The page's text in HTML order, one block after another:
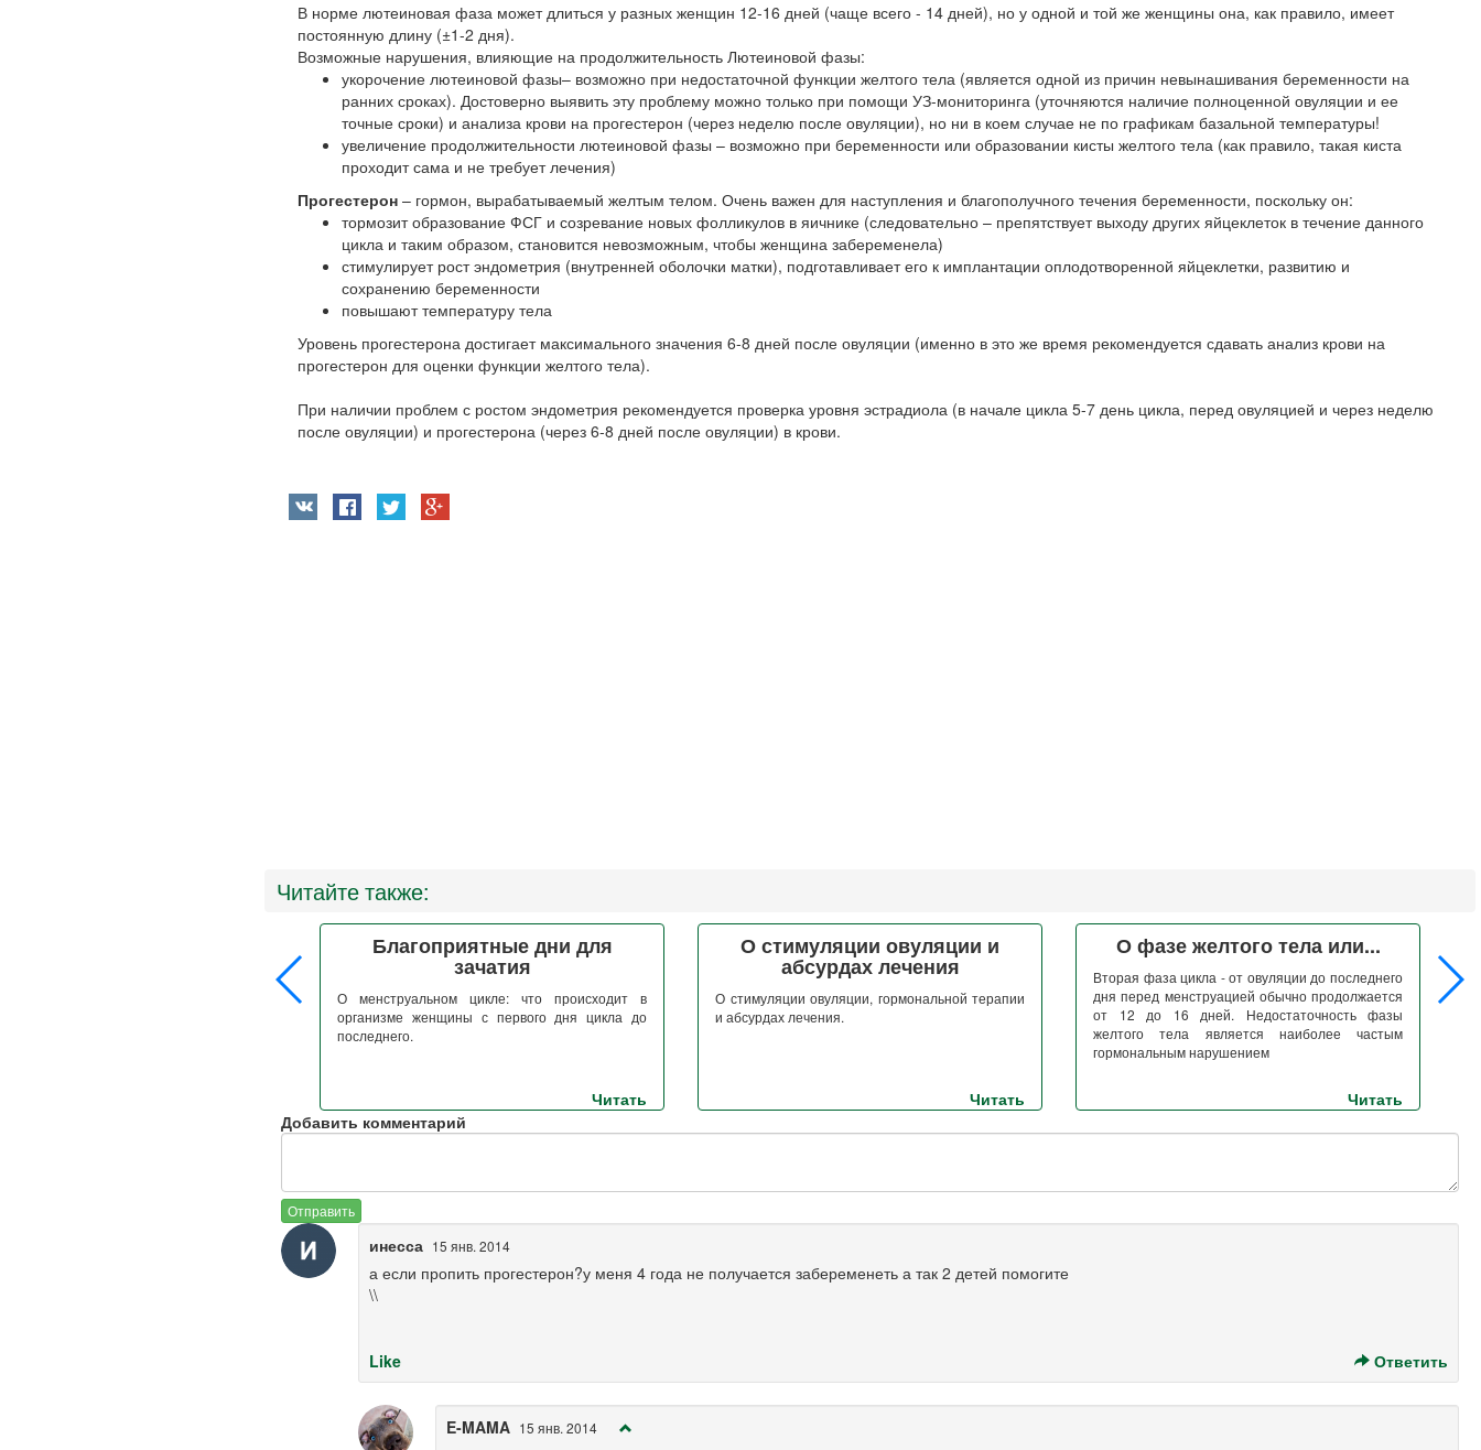
В норме лютеиновая фаза может длиться у разных женщин 12-16 дней (чаще всего - 14 дней), но у одной и той же женщины она, как правило, имеет
постоянную длину (±1-2 дня).
Возможные нарушения, влияющие на продолжительность Лютеиновой фазы:
укорочение лютеиновой фазы– возможно при недостаточной функции желтого тела (является одной из причин невынашивания беременности на
ранних сроках). Достоверно выявить эту проблему можно только при помощи УЗ-мониторинга (уточняются наличие полноценной овуляции и ее
точные сроки) и анализа крови на прогестерон (через неделю после овуляции), но ни в коем случае не по графикам базальной температуры!
увеличение продолжительности лютеиновой фазы – возможно при беременности или образовании кисты желтого тела (как правило, такая киста
проходит сама и не требует лечения)
Прогестерон – гормон, вырабатываемый желтым телом. Очень важен для наступления и благополучного течения беременности, поскольку он:
тормозит образование ФСГ и созревание новых фолликулов в яичнике (следовательно – препятствует выходу других яйцеклеток в течение данного
цикла и таким образом, становится невозможным, чтобы женщина забеременела)
стимулирует рост эндометрия (внутренней оболочки матки), подготавливает его к имплантации оплодотворенной яйцеклетки, развитию и
сохранению беременности
повышают температуру тела
Уровень прогестерона достигает максимального значения 6-8 дней после овуляции (именно в это же время рекомендуется сдавать анализ крови на
прогестерон для оценки функции желтого тела).
При наличии проблем с ростом эндометрия рекомендуется проверка уровня эстрадиола (в начале цикла 5-7 день цикла, перед овуляцией и через неделю
после овуляции) и прогестерона (через 6-8 дней после овуляции) в крови.
Читайте также:
Благоприятные дни для
зачатия
О менструальном цикле: что происходит в
организме женщины с первого дня цикла до
последнего.
Читать
О стимуляции овуляции и
абсурдах лечения
О стимуляции овуляции, гормональной терапии
и абсурдах лечения.
Читать
О фазе желтого тела или...
Вторая фаза цикла - от овуляции до последнего
дня перед менструацией обычно продолжается
от 12 до 16 дней. Недостаточность фазы
желтого тела является наиболее частым
гормональным нарушением
Читать
Добавить комментарий
Отправить
инесса 15 янв. 2014
а если пропить прогестерон?у меня 4 года не получается забеременеть а так 2 детей помогите
\\
Like Ответить
E-MAMA 15 янв. 2014